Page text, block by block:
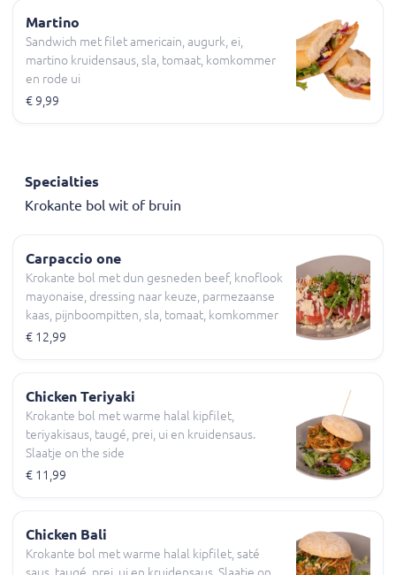
Martino
Sandwich met filet americain, augurk, ei,
martino kruidensaus, sla, tomaat, komkommer
en rode ui
€ 9,99
Specialties
Krokante bol wit of bruin
Carpaccio one
Krokante bol met dun gesneden beef, knoflook
mayonaise, dressing naar keuze, parmezaanse
kaas, pijnboompitten, sla, tomaat, komkommer
€ 12,99
Chicken Teriyaki
Krokante bol met warme halal kipfilet,
teriyakisaus, taugé, prei, ui en kruidensaus.
Slaatje on the side
€ 11,99
Chicken Bali
Krokante bol met warme halal kipfilet, saté